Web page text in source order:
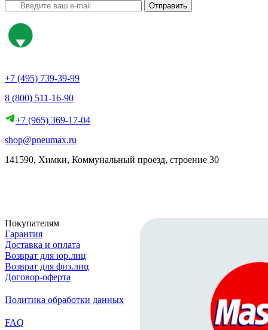
Отправить
+7 (495) 739-39-99
8 (800) 511-16-90
+7 (965) 369-17-04
shop@pneumax.ru
141590, Химки, Коммунальный проезд, строение 30
Покупателям
Гарантия
Доставка и оплата
Возврат для юр.лиц
Возврат для физ.лиц
Договор-оферта
Политика обработки данных
FAQ